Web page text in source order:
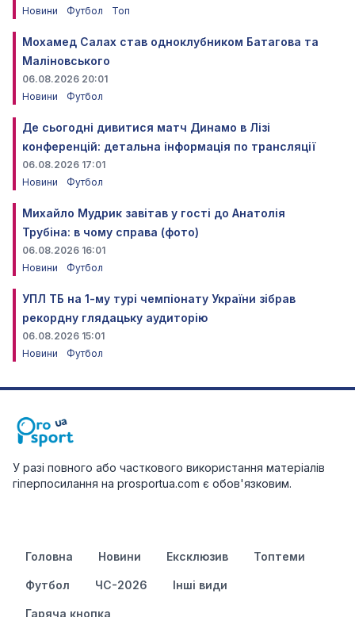
Новини
Футбол Топ
Мохамед Салах став одноклубником Батагова та
Маліновського
06.08.2026 20:01
Новини
Футбол
Де сьогодні дивитися матч Динамо в Лізі
конференцій: детальна інформація по трансляції
06.08.2026 17:01
Новини
Футбол
Михайло Мудрик завітав у гості до Анатолія
Трубіна: в чому справа (фото)
06.08.2026 16:01
Новини
Футбол
УПЛ ТБ на 1-му турі чемпіонату України зібрав
рекордну глядацьку аудиторію
06.08.2026 15:01
Новини
Футбол
У разі повного або часткового використання матеріалів
гіперпосилання на prosportua.com є обов'язковим.
Головна Новини Ексклюзив Топтеми
Футбол ЧС-2026 Інші види
Гаряча кнопка